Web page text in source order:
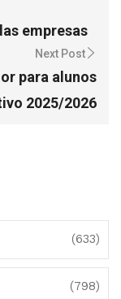
empresas
Next Post
para alunos
2025/2026
(633)
(798)